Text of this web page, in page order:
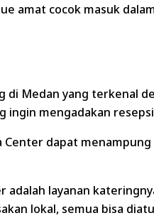
amat cocok masuk
di Medan yang terkenal
ingin mengadakan
Center dapat
adalah layanan
lokal, semua bisa